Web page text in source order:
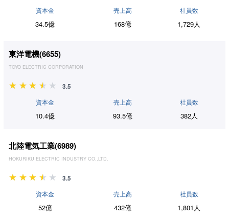
資本金
34.5億
売上高
168億
社員数
1,729人
東洋電機(6655)
TOYO ELECTRIC CORPORATION
3.5
資本金
10.4億
売上高
93.5億
社員数
382人
北陸電気工業(6989)
HOKURIKU ELECTRIC INDUSTRY CO.,LTD.
3.5
資本金
52億
売上高
432億
社員数
1,801人